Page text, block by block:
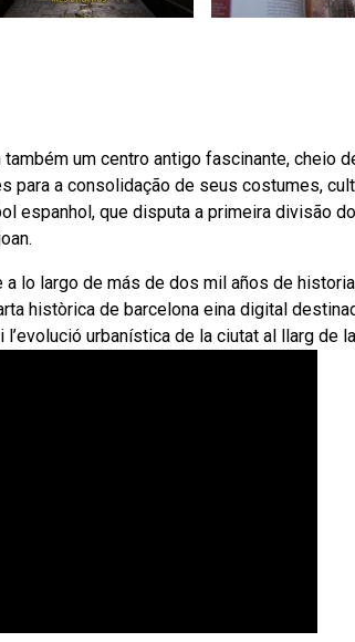
um centro antigo fascinante, cheio
para a consolidação de seus costumes,
espanhol, que disputa a primeira divisão do
lo largo de más de dos mil años de
històrica de barcelona eina digital
urbanística de la ciutat al llarg de